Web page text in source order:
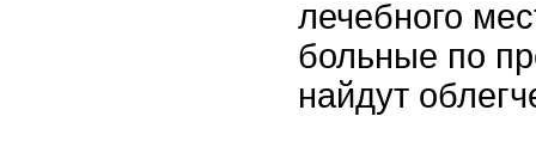
лечебного
больные по
найдут